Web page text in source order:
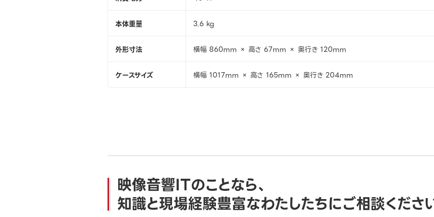
本体重量 3.6 kg
外形寸法 横幅 860mm × 高さ 67mm × 奥行き 120mm
ケースサイズ 横幅 1017mm × 高さ 165mm × 奥行き 204mm
映像音響ITのことなら、
知識と現場経験豊富なわたしたちにご相談くださ